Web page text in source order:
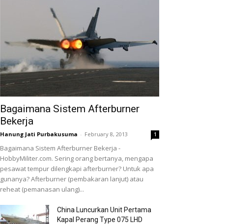
Bagaimana Sistem Afterburner
Bekerja
Hanung Jati Purbakusuma - February 8, 2013 1
Bagaimana Sistem Afterburner Bekerja -
HobbyMiliter.com. Sering orang bertanya, mengapa
pesawat tempur dilengkapi afterburner? Untuk apa
gunanya? Afterburner (pembakaran lanjut) atau
reheat (pemanasan ulang)...
China Luncurkan Unit Pertama
Kapal Perang Type 075 LHD